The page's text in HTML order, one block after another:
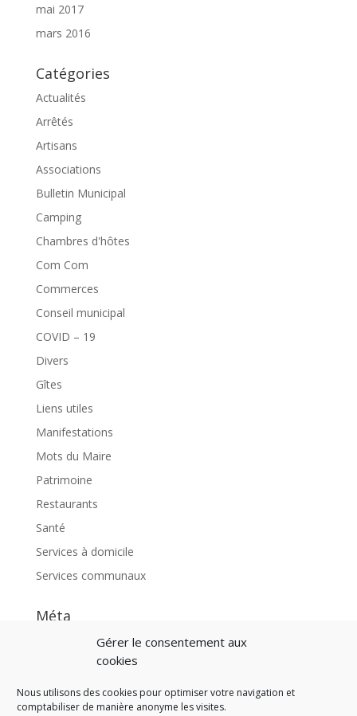
Gérer le consentement aux
cookies
Nous utilisons des cookies pour optimiser votre navigation et
comptabiliser de manière anonyme les visites.
mai 2017
mars 2016
Catégories
Actualités
Arrêtés
Artisans
Associations
Bulletin Municipal
Camping
Chambres d'hôtes
Com Com
Commerces
Conseil municipal
COVID – 19
Divers
Gîtes
Liens utiles
Manifestations
Mots du Maire
Patrimoine
Restaurants
Santé
Services à domicile
Services communaux
Méta
Flux des publications
Flux des commentaires
Site de WordPress-FR